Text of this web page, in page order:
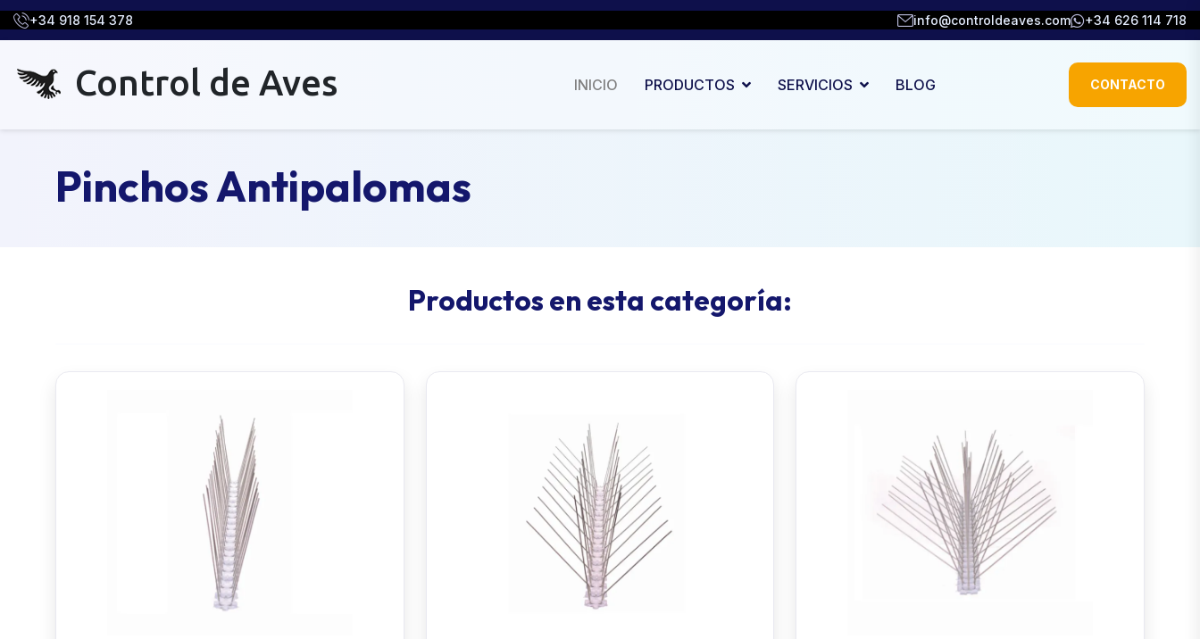
+34 918 154 378 info@controldeaves.com +34 626 114 718
Control de Aves INICIO PRODUCTOS SERVICIOS BLOG CONTACTO
Pinchos Antipalomas
Productos en esta categoría: